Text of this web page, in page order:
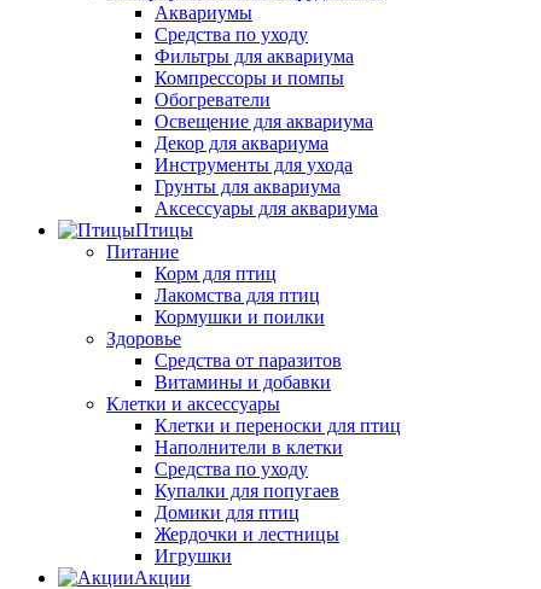
Аквариумы
Средства по уходу
Фильтры для аквариума
Компрессоры и помпы
Обогреватели
Освещение для аквариума
Декор для аквариума
Инструменты для ухода
Грунты для аквариума
Аксессуары для аквариума
Птицы
Питание
Корм для птиц
Лакомства для птиц
Кормушки и поилки
Здоровье
Средства от паразитов
Витамины и добавки
Клетки и аксессуары
Клетки и переноски для птиц
Наполнители в клетки
Средства по уходу
Купалки для попугаев
Домики для птиц
Жердочки и лестницы
Игрушки
Акции